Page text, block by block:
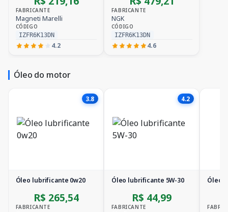
FABRICANTE
Magneti Marelli
CÓDIGO
IZFR6K13DN
4.2
FABRICANTE
NGK
CÓDIGO
IZFR6K13DN
4.6
Óleo do motor
3.8
Óleo lubrificante 0w20
R$ 265,54
FABRICANTE
4.2
Óleo lubrificante 5W-30
R$ 44,99
FABRICANTE
Óleo